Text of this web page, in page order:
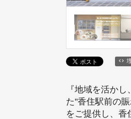
『地域を活か
た"香住駅前の
をご提供し、香